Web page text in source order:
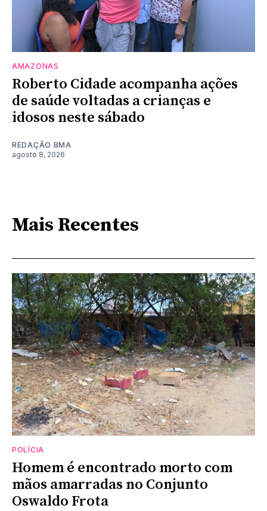
AMAZONAS
Roberto Cidade acompanha ações
de saúde voltadas a crianças e
idosos neste sábado
REDAÇÃO BMA
agosto 8, 2026
Mais Recentes
POLÍCIA
Homem é encontrado morto com
mãos amarradas no Conjunto
Oswaldo Frota